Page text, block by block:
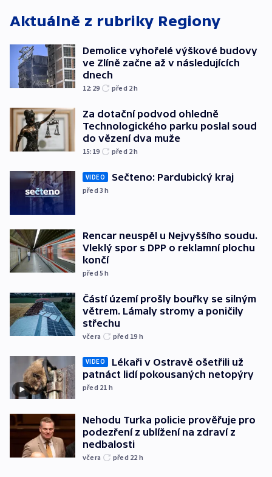
Aktuálně z rubriky Regiony
Demolice vyhořelé výškové budovy
ve Zlíně začne až v následujících
dnech
12:29 před 2h
Za dotační podvod ohledně
Technologického parku poslal soud
do vězení dva muže
15:19 před 2h
VIDEO Sečteno: Pardubický kraj
před 3h
Rencar neuspěl u Nejvyššího soudu.
Vleklý spor s DPP o reklamní plochu
končí
před 5h
Částí území prošly bouřky se silným
větrem. Lámaly stromy a poničily
střechu
včera před 19 h
VIDEO
Lékaři v Ostravě ošetřili už
patnáct lidí pokousaných netopýry
před 21 h
Nehodu Turka policie prověřuje pro
podezření z ublížení na zdraví z
nedbalosti
včera před 22 h